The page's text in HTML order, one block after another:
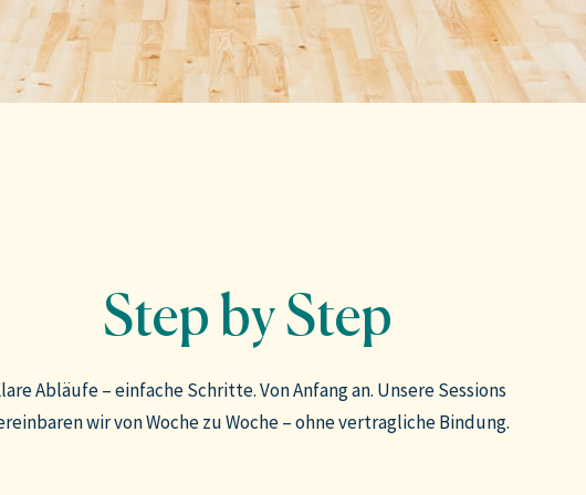
Step by Step
Abläufe – einfache Schritte. Von Anfang an. Unsere Sessions
wir von Woche zu Woche – ohne vertragliche Bindung.